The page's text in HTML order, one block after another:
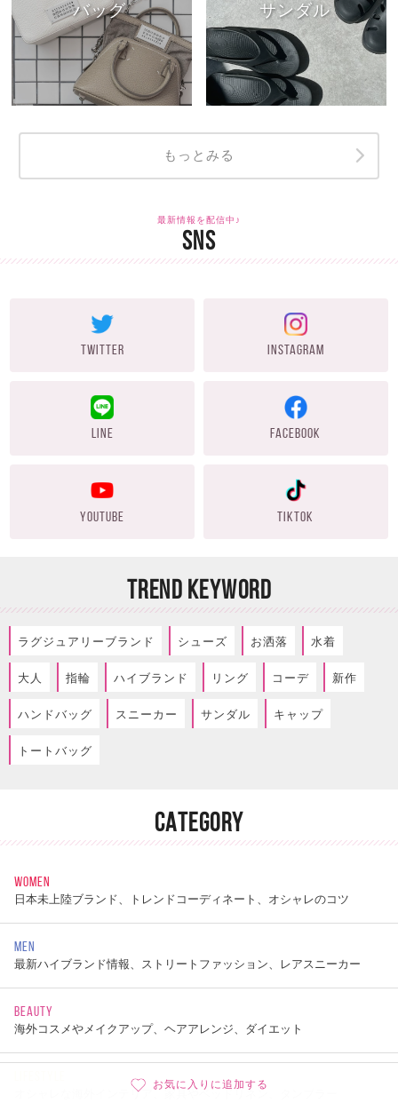
お気に入りに追加する
バッグ サンダル
もっとみる
最新情報を配信中♪
SNS
TWITTER INSTAGRAM
LINE FACEBOOK
YOUTUBE TIKTOK
TREND KEYWORD
ラグジュアリーブランド シューズ お洒落 水着
大人 指輪 ハイブランド リング コーデ 新作
ハンドバッグ スニーカー サンダル キャップ
トートバッグ
CATEGORY
WOMEN
日本未上陸ブランド、トレンドコーディネート、オシャレのコツ
MEN
最新ハイブランド情報、ストリートファッション、レアスニーカー
BEAUTY
海外コスメやメイクアップ、ヘアアレンジ、ダイエット
オシャレな海外インテリア、家具やベッドリネン、タンブラー